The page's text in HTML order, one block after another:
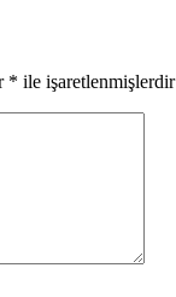
* ile işaretlenmişlerdir